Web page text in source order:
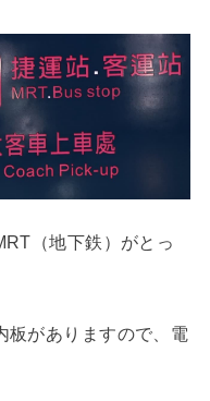
（地下鉄）がとっ
板がありますので、電